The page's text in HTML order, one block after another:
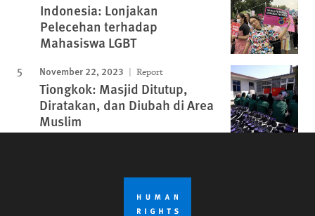
Indonesia: Lonjakan
Pelecehan terhadap
Mahasiswa LGBT
November 22, 2023 Report
Tiongkok: Masjid Ditutup,
Diratakan, dan Diubah di Area
Muslim